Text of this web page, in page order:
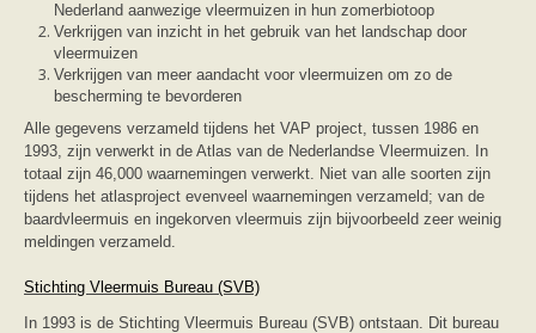
Nederland aanwezige vleermuizen in hun zomerbiotoop
Verkrijgen van inzicht in het gebruik van het landschap door
vleermuizen
Verkrijgen van meer aandacht voor vleermuizen om zo de
bescherming te bevorderen
Alle gegevens verzameld tijdens het VAP project, tussen 1986 en
1993, zijn verwerkt in de Atlas van de Nederlandse Vleermuizen. In
totaal zijn 46,000 waarnemingen verwerkt. Niet van alle soorten zijn
tijdens het atlasproject evenveel waarnemingen verzameld; van de
baardvleermuis en ingekorven vleermuis zijn bijvoorbeeld zeer weinig
meldingen verzameld.
Stichting Vleermuis Bureau (SVB)
In 1993 is de Stichting Vleermuis Bureau (SVB) ontstaan. Dit bureau